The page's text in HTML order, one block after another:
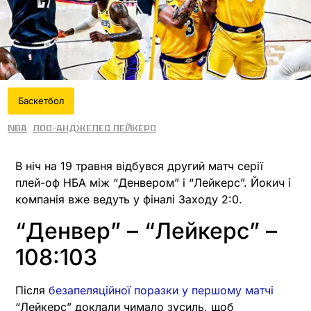
Баскетбол
NBA Лос-Анджелес Лейкерс
В ніч на 19 травня відбувся другий матч серії
плей-оф НБА між “Денвером” і “Лейкерс”. Йокич і
компанія вже ведуть у фіналі Заходу 2:0.
“Денвер” – “Лейкерс” –
108:103
Після безапеляційної поразки у першому матчі
“Лейкерс” доклали чимало зусиль, щоб